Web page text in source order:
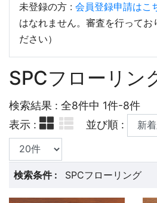
未登録の方 : 会員登録申請はこ
はなれません。審査を行ってお
ださい）
SPCフローリン
検索結果 : 全8件中 1件-8件
表示 :
並び順 :
検索条件 : SPCフローリング